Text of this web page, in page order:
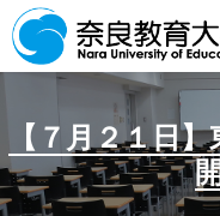
本学で学び
在学生の方へ
【７月２１日